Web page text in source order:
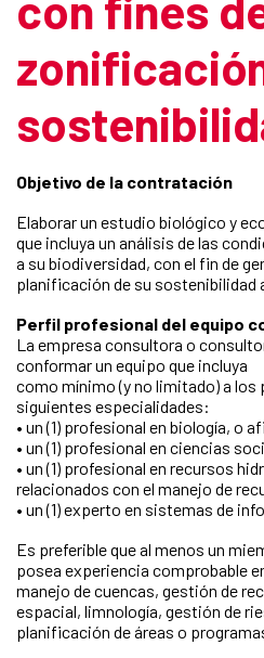
Objetivo de la contratación
Elaborar un estudio biológico y
que incluya un análisis de las
a su biodiversidad, con el fin de
planificación de su sostenibilidad
Perfil profesional del equipo
La empresa consultora o
conformar un equipo que incluya
como mínimo (y no limitado) a los
siguientes especialidades:
• un (1) profesional en biología, o
• un (1) profesional en ciencias
• un (1) profesional en recursos
relacionados con el manejo de
• un (1) experto en sistemas de
Es preferible que al menos un
posea experiencia comprobable
manejo de cuencas, gestión de
espacial, limnología, gestión de
planificación de áreas o